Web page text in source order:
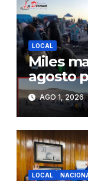
LOCAL
Miles
agosto
realizar
riqueza
AGO 1, 2026
LOCAL